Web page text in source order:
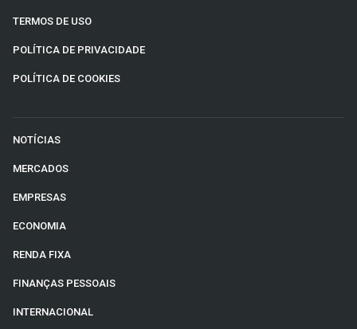
TERMOS DE USO
POLÍTICA DE PRIVACIDADE
POLÍTICA DE COOKIES
NOTÍCIAS
MERCADOS
EMPRESAS
ECONOMIA
RENDA FIXA
FINANÇAS PESSOAIS
INTERNACIONAL